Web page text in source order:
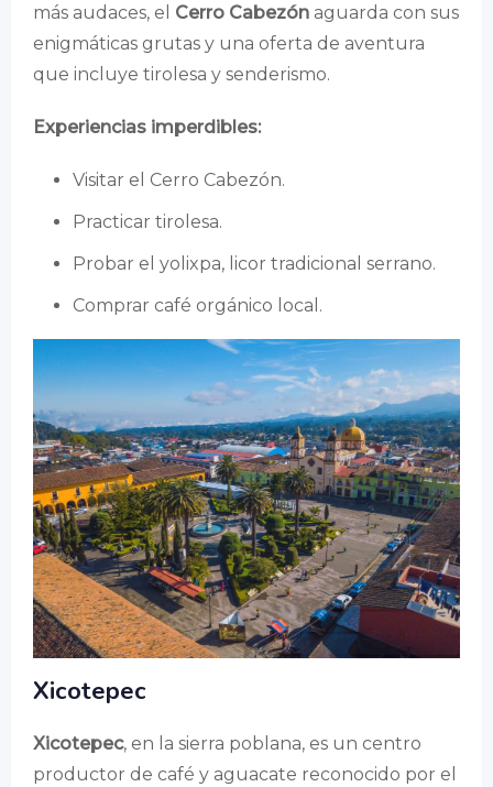
más audaces, el Cerro Cabezón aguarda con sus
enigmáticas grutas y una oferta de aventura
que incluye tirolesa y senderismo.
Experiencias imperdibles:
Visitar el Cerro Cabezón.
Practicar tirolesa.
Probar el yolixpa, licor tradicional serrano.
Comprar café orgánico local.
Xicotepec
Xicotepec, en la sierra poblana, es un centro
productor de café y aguacate reconocido por el